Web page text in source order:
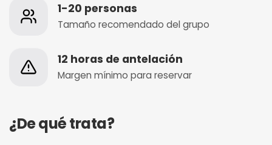
1-20 personas
Tamaño recomendado del grupo
12 horas de antelación
Margen mínimo para reservar
¿De qué trata?